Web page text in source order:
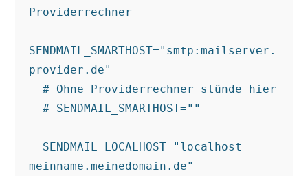
Providerrechner
SENDMAIL_SMARTHOST="smtp:mailserver.
provider.de"
  # Ohne Providerrechner stünde hier
  # SENDMAIL_SMARTHOST=""
meinname.meinedomain.de"